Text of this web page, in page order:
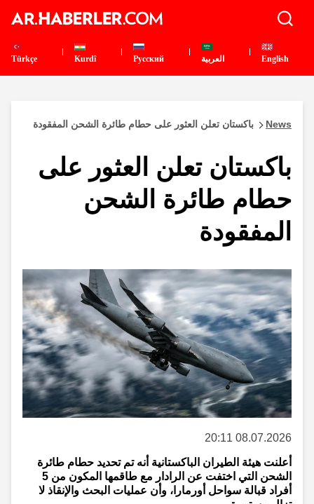
English العربية Pусский
Kurdî
Türkçe
News باكستان تعلن العثور على حطام طائرة الشحن المفقودة
باكستان تعلن العثور على
حطام طائرة الشحن
المفقودة
08.07.2026 20:11
أعلنت هيئة الطيران الباكستانية أنه تم تحديد حطام طائرة
الشحن التي اختفت عن الرادار مع طاقمها المكون من 5
أفراد قبالة سواحل أورمارا، وأن عمليات البحث والإنقاذ لا